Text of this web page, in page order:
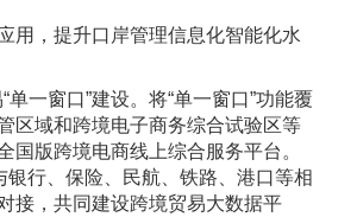
用，提升口岸管理信息化智能化水
单一窗口”建设。将“单一窗口”功能覆
区域和跨境电子商务综合试验区等
国版跨境电商线上综合服务平台。
银行、保险、民航、铁路、港口等相
接，共同建设跨境贸易大数据平